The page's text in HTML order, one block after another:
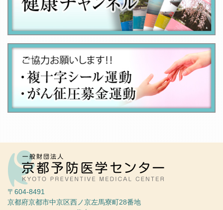
〒604-8491
京都府京都市中京区西ノ京左馬寮町28番地